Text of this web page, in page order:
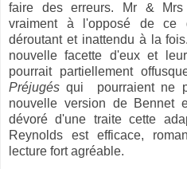
faire des erreurs. Mr &
vraiment à l'opposé de ce
déroutant et inattendu à la
nouvelle facette d'eux et
pourrait partiellement
Préjugés qui pourraient ne
nouvelle version de Bennet
dévoré d'une traite cette
Reynolds est efficace,
lecture fort agréable.